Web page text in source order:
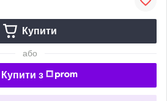
Купити
або
Купити з